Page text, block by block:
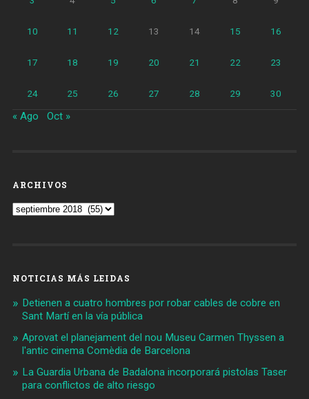
10 11 12 13 14 15 16
17 18 19 20 21 22 23
24 25 26 27 28 29 30
« Ago Oct »
ARCHIVOS
Archivos
NOTICIAS MÁS LEIDAS
Detienen a cuatro hombres por robar cables de cobre en
Sant Martí en la vía pública
Aprovat el planejament del nou Museu Carmen Thyssen a
l'antic cinema Comèdia de Barcelona
La Guardia Urbana de Badalona incorporará pistolas Taser
para conflictos de alto riesgo